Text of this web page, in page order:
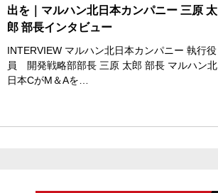
出を｜マルハン北日本カンパニー 三原 太
郎 部長インタビュー
INTERVIEW マルハン北日本カンパニー 執行役
員 開発戦略部部長 三原 太郎 部長 マルハン北
日本CがM＆Aを…